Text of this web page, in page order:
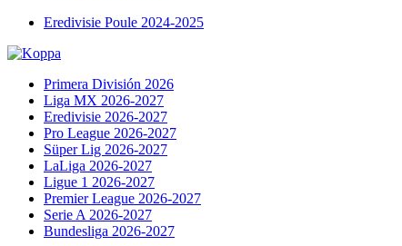
Eredivisie Poule 2024-2025
Primera División 2026
Liga MX 2026-2027
Eredivisie 2026-2027
Pro League 2026-2027
Süper Lig 2026-2027
LaLiga 2026-2027
Ligue 1 2026-2027
Premier League 2026-2027
Serie A 2026-2027
Bundesliga 2026-2027